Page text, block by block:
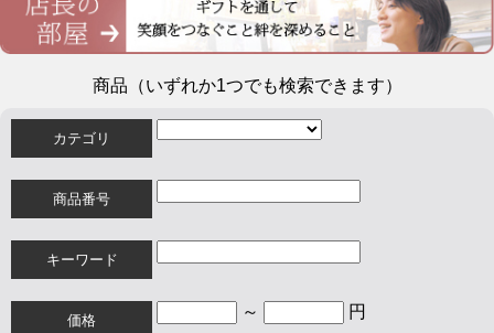
商品（いずれか1つでも検索できます）
カテゴリ
商品番号
キーワード
価格 ～ 円